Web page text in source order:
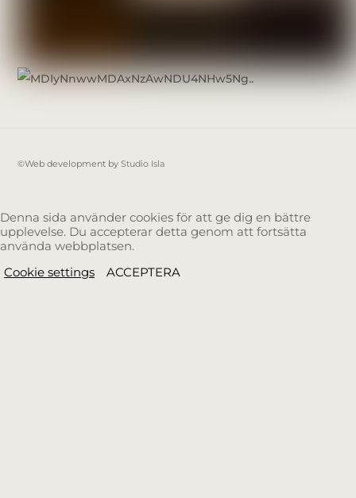
©Web development byStudio Isla
Denna sida använder cookies för att ge dig en bättre
upplevelse. Du accepterar detta genom att fortsätta
använda webbplatsen.
Cookie settings
ACCEPTERA